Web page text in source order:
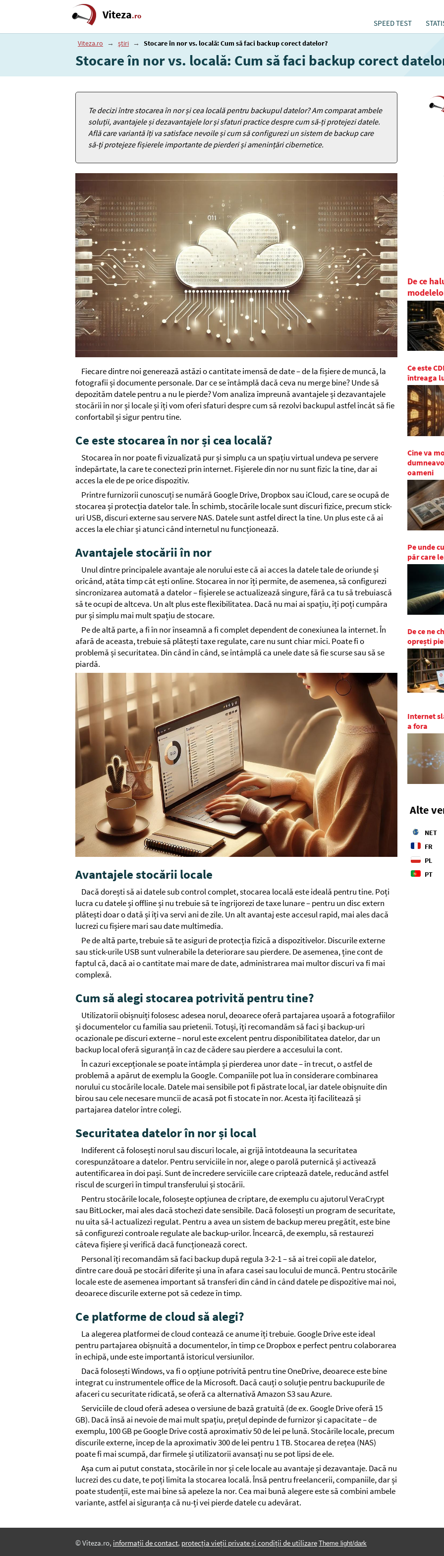
Viteza.ro
SPEED TEST
Viteza.ro → știri → Stocare în nor vs. locală: Cum să faci backup corect datelor?
Stocare în nor vs. locală: Cum să faci backup corect
Te decizi între stocarea în nor și cea locală pentru backupul datelor? Am comparat ambele
soluții, avantajele și dezavantajele lor și sfaturi practice despre cum să-ți protejezi datele.
Află care variantă îți va satisface nevoile și cum să configurezi un sistem de backup care
să-ți protejeze fișierele importante de pierderi și amenințări cibernetice.
Fiecare dintre noi generează astăzi o cantitate imensă de date – de la fișiere de muncă, la
fotografii și documente personale. Dar ce se întâmplă dacă ceva nu merge bine? Unde să
depozităm datele pentru a nu le pierde? Vom analiza împreună avantajele și dezavantajele
stocării în nor și locale și îți vom oferi sfaturi despre cum să rezolvi backupul astfel încât să fie
confortabil și sigur pentru tine.
Ce este stocarea în nor și cea locală?
Stocarea în nor poate fi vizualizată pur și simplu ca un spațiu virtual undeva pe servere
îndepărtate, la care te conectezi prin internet. Fișierele din nor nu sunt fizic la tine, dar ai
acces la ele de pe orice dispozitiv.
Printre furnizorii cunoscuți se numără Google Drive, Dropbox sau iCloud, care se ocupă de
stocarea și protecția datelor tale. În schimb, stocările locale sunt discuri fizice, precum stick-
uri USB, discuri externe sau servere NAS. Datele sunt astfel direct la tine. Un plus este că ai
acces la ele chiar și atunci când internetul nu funcționează.
Avantajele stocării în nor
Unul dintre principalele avantaje ale norului este că ai acces la datele tale de oriunde și
oricând, atâta timp cât ești online. Stocarea în nor îți permite, de asemenea, să configurezi
sincronizarea automată a datelor – fișierele se actualizează singure, fără ca tu să trebuiască
să te ocupi de altceva. Un alt plus este flexibilitatea. Dacă nu mai ai spațiu, îți poți cumpăra
pur și simplu mai mult spațiu de stocare.
Pe de altă parte, a fi în nor înseamnă a fi complet dependent de conexiunea la internet. În
afară de aceasta, trebuie să plătești taxe regulate, care nu sunt chiar mici. Poate fi o
problemă și securitatea. Din când în când, se întâmplă ca unele date să fie scurse sau să se
piardă.
Avantajele stocării locale
Dacă dorești să ai datele sub control complet, stocarea locală este ideală pentru tine. Poți
lucra cu datele și offline și nu trebuie să te îngrijorezi de taxe lunare – pentru un disc extern
plătești doar o dată și îți va servi ani de zile. Un alt avantaj este accesul rapid, mai ales dacă
lucrezi cu fișiere mari sau date multimedia.
Pe de altă parte, trebuie să te asiguri de protecția fizică a dispozitivelor. Discurile externe
sau stick-urile USB sunt vulnerabile la deteriorare sau pierdere. De asemenea, ține cont de
faptul că, dacă ai o cantitate mai mare de date, administrarea mai multor discuri va fi mai
complexă.
Cum să alegi stocarea potrivită pentru tine?
Utilizatorii obișnuiți folosesc adesea norul, deoarece oferă partajarea ușoară a fotografiilor
și documentelor cu familia sau prietenii. Totuși, îți recomandăm să faci și backup-uri
ocazionale pe discuri externe – norul este excelent pentru disponibilitatea datelor, dar un
backup local oferă siguranță în caz de cădere sau pierdere a accesului la cont.
În cazuri excepționale se poate întâmpla și pierderea unor date – în trecut, o astfel de
problemă a apărut de exemplu la Google. Companiile pot lua în considerare combinarea
norului cu stocările locale. Datele mai sensibile pot fi păstrate local, iar datele obișnuite din
birou sau cele necesare muncii de acasă pot fi stocate în nor. Acesta îți facilitează și
partajarea datelor între colegi.
Securitatea datelor în nor și local
Indiferent că folosești norul sau discuri locale, ai grijă întotdeauna la securitatea
corespunzătoare a datelor. Pentru serviciile în nor, alege o parolă puternică și activează
autentificarea în doi pași. Sunt de încredere serviciile care criptează datele, reducând astfel
riscul de scurgeri în timpul transferului și stocării.
Pentru stocările locale, folosește opțiunea de criptare, de exemplu cu ajutorul VeraCrypt
sau BitLocker, mai ales dacă stochezi date sensibile. Dacă folosești un program de securitate,
nu uita să-l actualizezi regulat. Pentru a avea un sistem de backup mereu pregătit, este bine
să configurezi controale regulate ale backup-urilor. Încearcă, de exemplu, să restaurezi
câteva fișiere și verifică dacă funcționează corect.
Personal îți recomandăm să faci backup după regula 3-2-1 – să ai trei copii ale datelor,
dintre care două pe stocări diferite și una în afara casei sau locului de muncă. Pentru stocările
locale este de asemenea important să transferi din când în când datele pe dispozitive mai noi,
deoarece discurile externe pot să cedeze în timp.
Ce platforme de cloud să alegi?
La alegerea platformei de cloud contează ce anume îți trebuie. Google Drive este ideal
pentru partajarea obișnuită a documentelor, în timp ce Dropbox e perfect pentru colaborarea
în echipă, unde este importantă istoricul versiunilor.
Dacă folosești Windows, va fi o opțiune potrivită pentru tine OneDrive, deoarece este bine
integrat cu instrumentele office de la Microsoft. Dacă cauți o soluție pentru backupurile de
afaceri cu securitate ridicată, se oferă ca alternativă Amazon S3 sau Azure.
Serviciile de cloud oferă adesea o versiune de bază gratuită (de ex. Google Drive oferă 15
GB). Dacă însă ai nevoie de mai mult spațiu, prețul depinde de furnizor și capacitate – de
exemplu, 100 GB pe Google Drive costă aproximativ 50 de lei pe lună. Stocările locale, precum
discurile externe, încep de la aproximativ 300 de lei pentru 1 TB. Stocarea de rețea (NAS)
poate fi mai scumpă, dar firmele și utilizatorii avansați nu se pot lipsi de ele.
Așa cum ai putut constata, stocările în nor și cele locale au avantaje și dezavantaje. Dacă nu
lucrezi des cu date, te poți limita la stocarea locală. Însă pentru freelancerii, companiile, dar și
poate studenții, este mai bine să apeleze la nor. Cea mai bună alegere este să combini ambele
variante, astfel ai siguranța că nu-ți vei pierde datele cu adevărat.
De ce
Ce este
întreaga
Cine va
oameni
Pe unde
păr care
De ce ne
oprești
Internet
a fora
Alte
NET
FR
PL
PT
© Viteza.ro, informații de contact, protecția vieții private și condiții de utilizare Theme light/dark